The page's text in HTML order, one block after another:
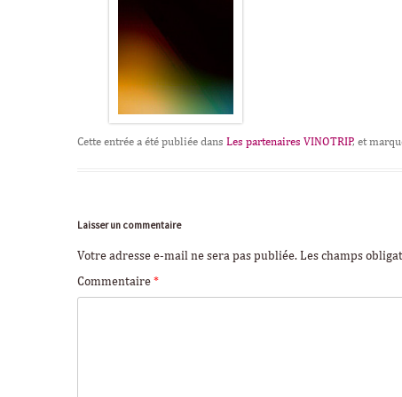
Cette entrée a été publiée dans Les partenaires VINOTRIP, et
Laisser un commentaire
Votre adresse e-mail ne sera pas publiée. Les champs
Commentaire *